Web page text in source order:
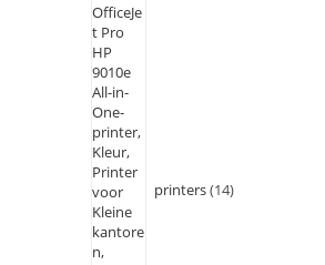
printers 14